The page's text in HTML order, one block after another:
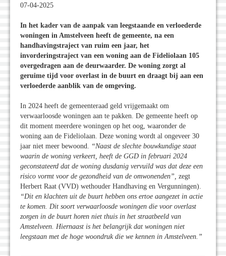
07-04-2025
In het kader van de aanpak van leegstaande en verloederde
woningen in Amstelveen heeft de gemeente, na een
handhavingstraject van ruim een jaar, het
invorderingstraject van een woning aan de Fideliolaan 105
overgedragen aan de deurwaarder. De woning zorgt al
geruime tijd voor overlast in de buurt en draagt bij aan een
verloederde aanblik van de omgeving.
In 2024 heeft de gemeenteraad geld vrijgemaakt om
verwaarloosde woningen aan te pakken. De gemeente heeft op
dit moment meerdere woningen op het oog, waaronder de
woning aan de Fideliolaan. Deze woning wordt al ongeveer 30
jaar niet meer bewoond. “Naast de slechte bouwkundige staat
waarin de woning verkeert, heeft de GGD in februari 2024
geconstateerd dat de woning dusdanig vervuild was dat deze een
risico vormt voor de gezondheid van de omwonenden”, zegt
Herbert Raat (VVD) wethouder Handhaving en Vergunningen).
“Dit en klachten uit de buurt hebben ons ertoe aangezet in actie
te komen. Dit soort verwaarloosde woningen die voor overlast
zorgen in de buurt horen niet thuis in het straatbeeld van
Amstelveen. Hiernaast is het belangrijk dat woningen niet
leegstaan met de hoge woondruk die we kennen in Amstelveen.”